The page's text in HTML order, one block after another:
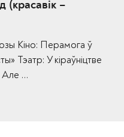
(красавік –
Кіно: Перамога ў
Тэатр: У кіраўніцтве
Але …